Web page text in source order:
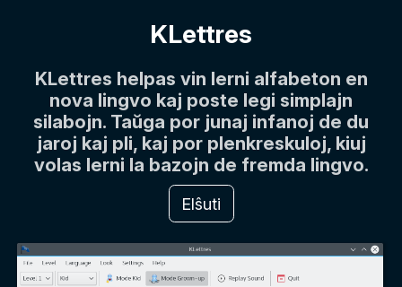
KLettres
KLettres helpas vin lerni alfabeton en
nova lingvo kaj poste legi simplajn
silabojn. Taŭga por junaj infanoj de du
jaroj kaj pli, kaj por plenkreskuloj, kiuj
volas lerni la bazojn de fremda lingvo.
Elŝuti